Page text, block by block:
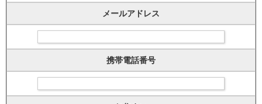
メールアドレス
携帯電話番号